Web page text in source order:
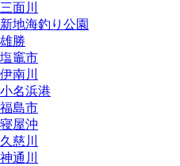
三面川
新地海釣り公園
雄勝
塩竈市
伊南川
小名浜港
福島市
寝屋沖
久慈川
神通川